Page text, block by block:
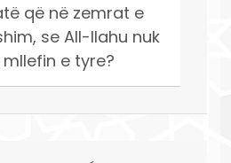
që në zemrat e
se All-llahu nuk
e tyre?